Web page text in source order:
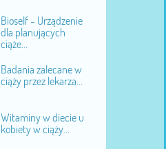
Bioself - Urządzenie
dla planujących
ciąże...
Badania zalecane w
ciąży przez lekarza...
Witaminy w diecie u
kobiety w ciąży...